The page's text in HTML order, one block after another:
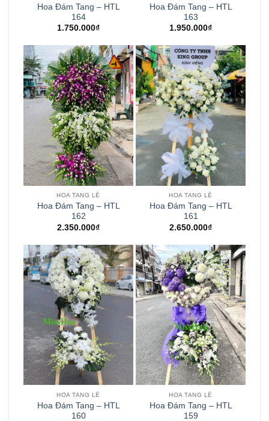
Hoa Đám Tang – HTL
164
1.750.000₫
Hoa Đám Tang – HTL
163
1.950.000₫
HOA TANG LỄ
Hoa Đám Tang – HTL
162
2.350.000₫
HOA TANG LỄ
Hoa Đám Tang – HTL
161
2.650.000₫
HOA TANG LỄ
Hoa Đám Tang – HTL
160
HOA TANG LỄ
Hoa Đám Tang – HTL
159